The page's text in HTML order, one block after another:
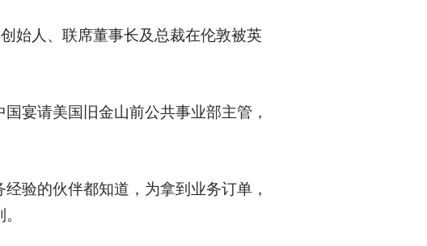
始人、联席董事长及总裁在伦敦被英
宴请美国旧金山前公共事业部主管，
验的伙伴都知道，为拿到业务订单，